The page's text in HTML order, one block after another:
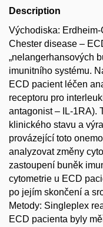
Description
Východiska:
Chester disease –
„nelangerhansových
imunitního systému.
ECD pacient léčen
receptoru pro
antagonist – IL-1RA).
klinického stavu a
provázející toto
analyzovat změny
zastoupení buněk
cytometrie u ECD
po jejím skončení a
Metody: Singleplex
ECD pacienta byly